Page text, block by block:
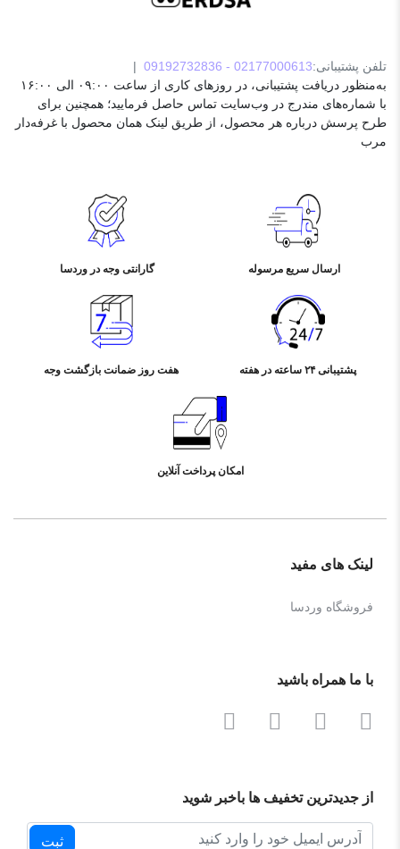
آشپزخانه‌های مدرن و فضاهای کوچک‌تر بسیار مناسب هستند. فناوری‌های
یخچال‌های تک درب و دو درب
این مدل‌ها بیشتر برای فضاهای کوچک و استفاده‌های شخصی طراحی
شده‌اند. یخچال‌های تک درب برای نگهداری مواد غذایی روزمره و
یخچال‌های دو درب برای نگهداری مواد غذایی بیشتر و فریز کردن مناسب
هستند.
سیستم‌های هوشمند و اینترنت اشیاء (IoT)
امروزه بسیاری از یخچال‌های مدرن مجهز به سیستم‌های هوشمند هستند
که امکان کنترل دما، وضعیت مواد غذایی و مدیریت مصرف انرژی را از
در مصرف انرژی و افزایش عمر مفید دستگاه کمک می‌کنند.
فناوری نانو و فیلترهای تصفیه هوا
برای جلوگیری از بوی نامطبوع و حفظ کیفیت هوای داخلی، فناوری نانو و
فیلترهای تصفیه هوا در یخچال‌ها به کار رفته است. این فناوری‌ها مواد
موتورهای اینورتر با کنترل دقیق سرعت کمپرسور، مصرف برق را به
میزان قابل توجهی کاهش می‌دهند و صدای دستگاه را کم می‌کنند. این
فناوری، یکی از مهم‌ترین معیارهای انتخاب یخچال‌های مدرن است.
پاسخ به سوالات متداول کاربران درباره یخچال و فریزر
مصرف انرژی، گزینه‌های موجود را مقایسه کنید. همچنین، بررسی نظرات
چه تفاوت‌هایی میان یخچال‌های کم مصرف و غیر کم مصرف وجود
مدل‌ها معمولاً گران‌تر هستند، اما در بلندمدت صرفه‌جویی اقتصادی قابل
دوره‌ای کویل‌های کندانسور و بررسی سیستم‌های برقی و مکانیکی از
بازار و روندهای جهانی در حوزه یخچال و فریزر
تلفن پشتیبانی:02177000613 - 09192732836
|
به‌منظور دریافت پشتیبانی، در روزهای کاری از ساعت ۰۹:۰۰ الی ۱۶:۰۰
با شماره‌های مندرج در وب‌سایت تماس حاصل فرمایید؛ همچنین برای
طرح پرسش درباره هر محصول، از طریق لینک همان محصول با غرفه‌دار
مرب
ارسال سریع مرسوله گارانتی وجه در وردسا
پشتیبانی ۲۴ ساعته در هفته هفت روز ضمانت بازگشت وجه
امکان پرداخت آنلاین
لینک های مفید
فروشگاه وردسا
با ما همراه باشید
از جدیدترین تخفیف ها باخبر شوید
ثبت